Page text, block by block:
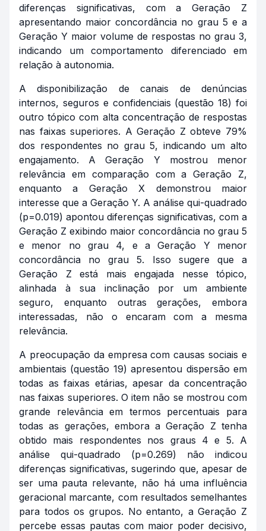
diferenças significativas, com a Geração Z
apresentando maior concordância no grau 5 e a
Geração Y maior volume de respostas no grau 3,
indicando um comportamento diferenciado em
relação à autonomia.
A disponibilização de canais de denúncias
internos, seguros e confidenciais (questão 18) foi
outro tópico com alta concentração de respostas
nas faixas superiores. A Geração Z obteve 79%
dos respondentes no grau 5, indicando um alto
engajamento. A Geração Y mostrou menor
relevância em comparação com a Geração Z,
enquanto a Geração X demonstrou maior
interesse que a Geração Y. A análise qui-quadrado
(p=0.019) apontou diferenças significativas, com a
Geração Z exibindo maior concordância no grau 5
e menor no grau 4, e a Geração Y menor
concordância no grau 5. Isso sugere que a
Geração Z está mais engajada nesse tópico,
alinhada à sua inclinação por um ambiente
seguro, enquanto outras gerações, embora
interessadas, não o encaram com a mesma
relevância.
A preocupação da empresa com causas sociais e
ambientais (questão 19) apresentou dispersão em
todas as faixas etárias, apesar da concentração
nas faixas superiores. O item não se mostrou com
grande relevância em termos percentuais para
todas as gerações, embora a Geração Z tenha
obtido mais respondentes nos graus 4 e 5. A
análise qui-quadrado (p=0.269) não indicou
diferenças significativas, sugerindo que, apesar de
ser uma pauta relevante, não há uma influência
geracional marcante, com resultados semelhantes
para todos os grupos. No entanto, a Geração Z
percebe essas pautas com maior poder decisivo,